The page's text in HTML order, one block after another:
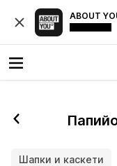
ABOUT
Шапки и каскети